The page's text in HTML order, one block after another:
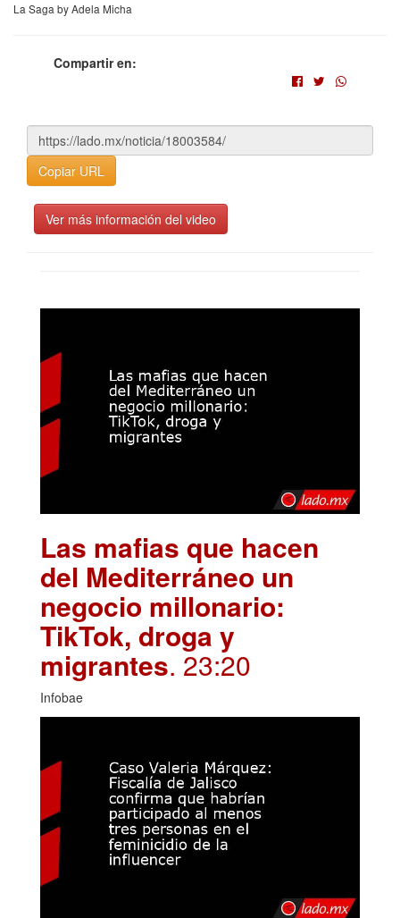
La Saga by Adela Micha
Compartir en:
Copiar URL
Ver más información del video
Las mafias que hacen
del Mediterráneo un
negocio millonario:
TikTok, droga y
migrantes. 23:20
Infobae